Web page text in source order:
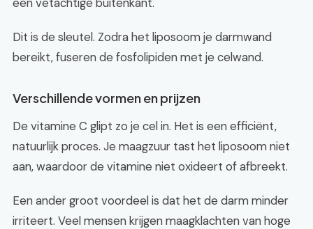
Dit is de sleutel. Zodra het liposoom je darmwand
bereikt, fuseren de fosfolipiden met je celwand.
Verschillende vormen en prijzen
De vitamine C glipt zo je cel in. Het is een efficiënt,
natuurlijk proces. Je maagzuur tast het liposoom niet
aan, waardoor de vitamine niet oxideert of afbreekt.
Een ander groot voordeel is dat het de darm minder
irriteert. Veel mensen krijgen maagklachten van hoge